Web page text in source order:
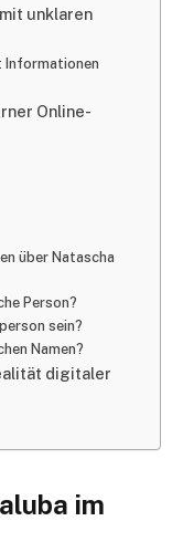
unklaren
Informationen
Online-
über Natascha
Person?
sein?
Namen?
digitaler
im